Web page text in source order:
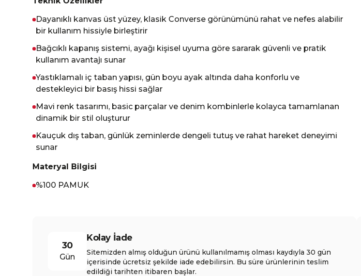
Dayanıklı kanvas üst yüzey, klasik Converse görünümünü rahat ve nefes alabilir
bir kullanım hissiyle birleştirir
Bağcıklı kapanış sistemi, ayağı kişisel uyuma göre sararak güvenli ve pratik
kullanım avantajı sunar
Yastıklamalı iç taban yapısı, gün boyu ayak altında daha konforlu ve
destekleyici bir basış hissi sağlar
Mavi renk tasarımı, basic parçalar ve denim kombinlerle kolayca tamamlanan
dinamik bir stil oluşturur
Kauçuk dış taban, günlük zeminlerde dengeli tutuş ve rahat hareket deneyimi
sunar
Materyal Bilgisi
%100 PAMUK
30
Gün
Kolay İade
Sitemizden almış olduğun ürünü kullanılmamış olması kaydıyla 30 gün
içerisinde ücretsiz şekilde iade edebilirsin. Bu süre ürünlerinin teslim
edildiği tarihten itibaren başlar.